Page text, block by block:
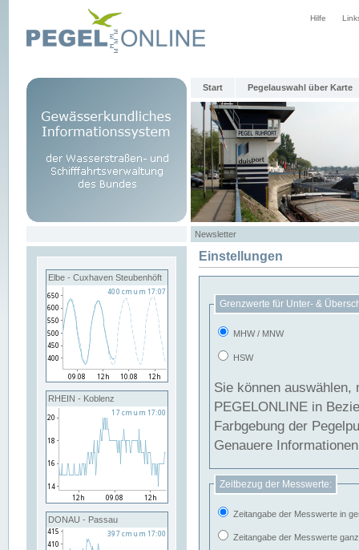
Hilfe
Start Pegelauswahl über Karte
Newsletter
Elbe - Cuxhaven Steubenhöft
RHEIN - Koblenz
DONAU - Passau
Einstellungen
Grenzwerte für Unter- &
MHW / MNW
HSW
Sie können
PEGELONLINE in Beziehung
Farbgebung der
Genauere
Zeitbezug der Messwerte:
Zeitangabe der Messwerte in
Zeitangabe der Messwerte